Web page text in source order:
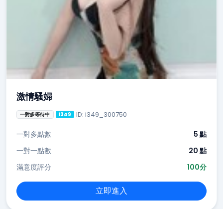
激情騷婦
一對多等待中 i349 ID: i349_300750
一對多點數
5 點
一對一點數
20 點
滿意度評分
100分
立即進入